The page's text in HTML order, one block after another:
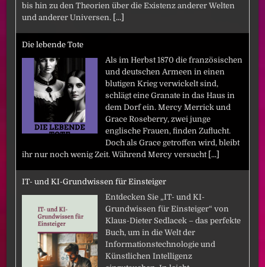
bis hin zu den Theorien über die Existenz anderer Welten
und anderer Universen. [...]
Die lebende Tote
Als im Herbst 1870 die französischen
und deutschen Armeen in einen
blutigen Krieg verwickelt sind,
schlägt eine Granate in das Haus in
dem Dorf ein. Mercy Merrick und
Grace Roseberry, zwei junge
englische Frauen, finden Zuflucht.
Doch als Grace getroffen wird, bleibt
ihr nur noch wenig Zeit. Während Mercy versucht [...]
IT- und KI-Grundwissen für Einsteiger
Entdecken Sie „IT- und KI-
Grundwissen für Einsteiger“ von
Klaus-Dieter Sedlacek – das perfekte
Buch, um in die Welt der
Informationstechnologie und
Künstlichen Intelligenz